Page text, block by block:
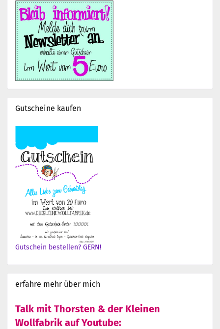
Gutscheine kaufen
Gutschein bestellen? GERN!
erfahre mehr über mich
Talk mit Thorsten & der Kleinen
Wollfabrik auf Youtube: